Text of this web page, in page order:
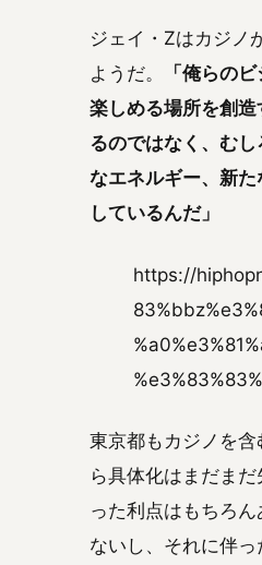
ジェイ・Zはカジノ
ようだ。
「俺らの
楽しめる場所を創
るのではなく、む
なエネルギー、新
しているんだ」
https://
東京都もカジノを
ら具体化はまだま
った利点はもちろ
ないし、それに伴